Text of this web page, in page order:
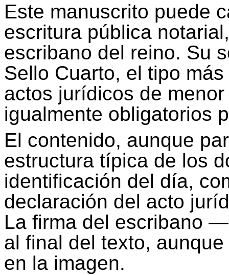
Este manuscrito puede
escritura pública
escribano del reino. Su
Sello Cuarto, el tipo
actos jurídicos de
igualmente obligatorios
El contenido, aunque
estructura típica de los
identificación del día,
declaración del acto
La firma del escribano
al final del texto,
en la imagen.